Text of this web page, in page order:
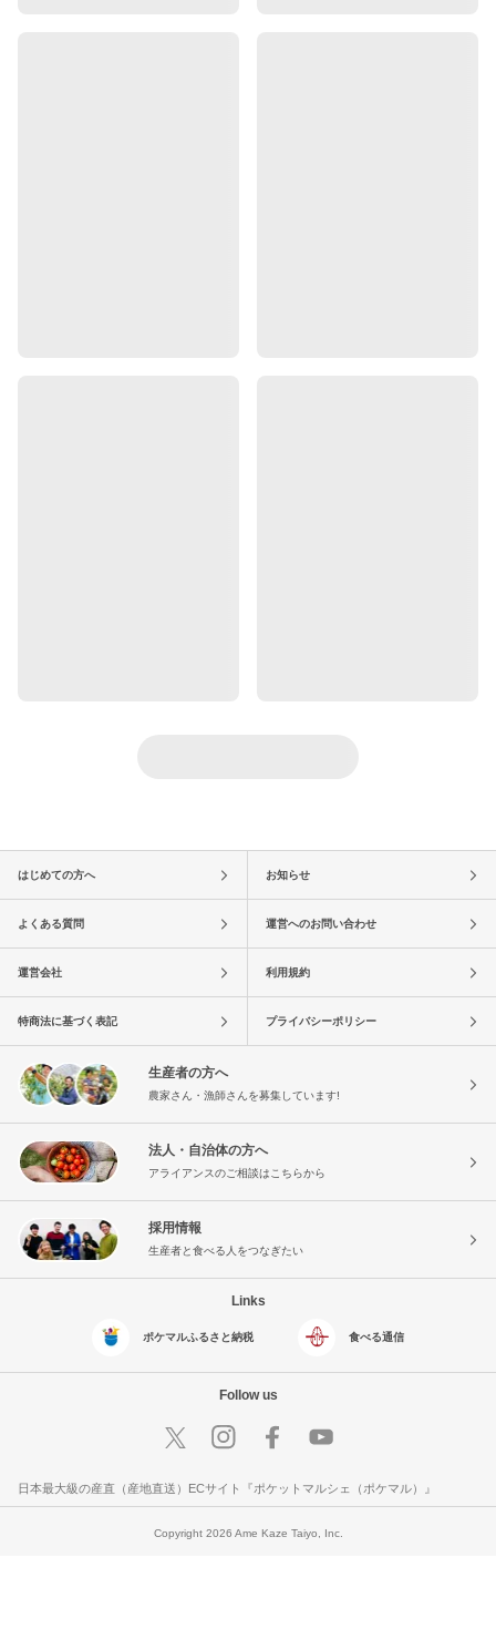
はじめての方へ お知らせ
よくある質問 運営へのお問い合わせ
運営会社 利用規約
特商法に基づく表記 プライバシーポリシー
生産者の方へ
農家さん・漁師さんを募集しています!
法人・自治体の方へ
アライアンスのご相談はこちらから
採用情報
生産者と食べる人をつなぎたい
Links
ポケマルふるさと納税 食べる通信
Follow us
日本最大級の産直（産地直送）ECサイト『ポケットマルシェ（ポケマル）』
Copyright 2026 Ame Kaze Taiyo, Inc.